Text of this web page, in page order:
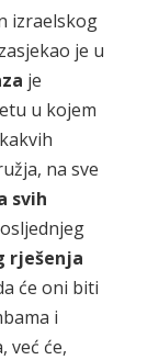
izraelskog
je u
je
u kojem
na sve
svih
rješenja
će oni biti
i
već će,